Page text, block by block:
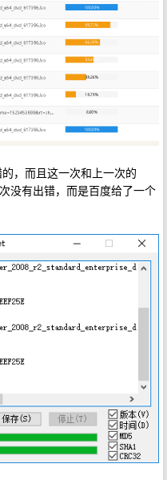
，而且这一次和上一次的
没有出错，而是百度给了一个